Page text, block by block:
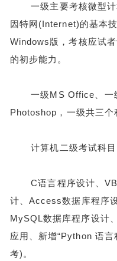
一级主要考核微型计
因特网(Internet)的基本
Windows版，考核应试
的初步能力。
一级MS Office、一
Photoshop，一级共三个
计算机二级考试科目
C语言程序设计、VB
计、Access数据库程序
MySQL数据库程序设计
应用、新增“Python 语
考)。